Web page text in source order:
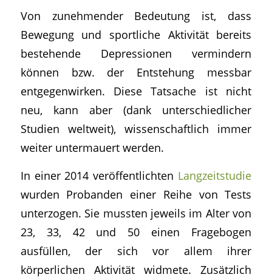
Von zunehmender Bedeutung ist, dass
Bewegung und sportliche Aktivität bereits
bestehende Depressionen vermindern
können bzw. der Entstehung messbar
entgegenwirken. Diese Tatsache ist nicht
neu, kann aber (dank unterschiedlicher
Studien weltweit), wissenschaftlich immer
weiter untermauert werden.
In einer 2014 veröffentlichten Langzeitstudie
wurden Probanden einer Reihe von Tests
unterzogen. Sie mussten jeweils im Alter von
23, 33, 42 und 50 einen Fragebogen
ausfüllen, der sich vor allem ihrer
körperlichen Aktivität widmete. Zusätzlich